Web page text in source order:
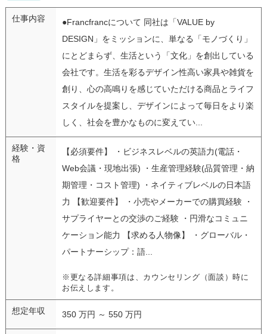
仕事内容
●Francfrancについて 同社は「VALUE by
DESIGN」をミッションに、単なる「モノづくり」
にとどまらず、生活という「文化」を創出している
会社です。生活を彩るデザイン性高い家具や雑貨を
創り、心の高鳴りを感じていただける商品とライフ
スタイルを提案し、デザインによって毎日をより楽
しく、社会を豊かなものに変えてい...
経験・資
格
【必須要件】 ・ビジネスレベルの英語力(電話・
Web会議・現地出張) ・生産管理経験(品質管理・納
期管理・コスト管理) ・ネイティブレベルの日本語
力 【歓迎要件】 ・小売やメーカーでの購買経験 ・
サプライヤーとの交渉のご経験 ・円滑なコミュニ
ケーション能力 【求める人物像】 ・グローバル・
パートナーシップ：語...
※更なる詳細事項は、カウンセリング（面談）時に
お伝えします。
想定年収 350 万円 ～ 550 万円